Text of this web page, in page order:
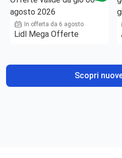
In offerta da 6 agosto
Lidl Mega Offerte
Scopri